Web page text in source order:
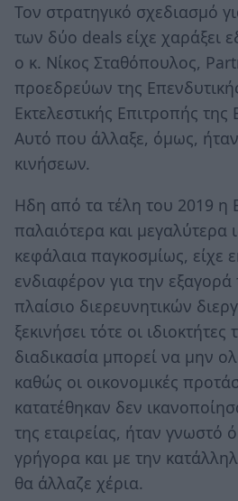
Τον στρατηγικό σχεδιασμό
των δύο deals είχε χαράξει
ο κ. Νίκος Σταθόπουλος,
προεδρεύων της
Eκτελεστικής Eπιτροπής της
Αυτό που άλλαξε, όμως,
κινήσεων.
Ηδη από τα τέλη του 2019 η
παλαιότερα και μεγαλύτερα
κεφάλαια παγκοσμίως, είχε
ενδιαφέρον για την εξαγορά
πλαίσιο διερευνητικών
ξεκινήσει τότε οι
διαδικασία μπορεί να μην
καθώς οι οικονομικές
κατατέθηκαν δεν
της εταιρείας, ήταν
γρήγορα και με την
θα άλλαζε χέρια.